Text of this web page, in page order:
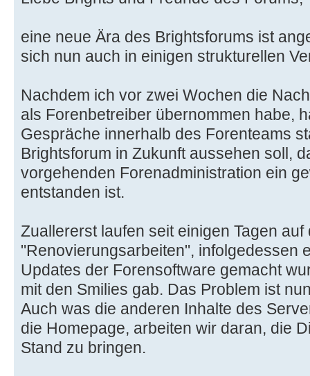
eine neue Ära des Brightsforums ist
sich nun auch in einigen strukturellen
Nachdem ich vor zwei Wochen die
als Forenbetreiber übernommen habe,
Gespräche innerhalb des Forenteams
Brightsforum in Zukunft aussehen soll,
vorgehenden Forenadministration ein
entstanden ist.
Zuallererst laufen seit einigen Tagen auf
"Renovierungsarbeiten", infolgedessen
Updates der Forensoftware gemacht
mit den Smilies gab. Das Problem ist
Auch was die anderen Inhalte des
die Homepage, arbeiten wir daran, die
Stand zu bringen.